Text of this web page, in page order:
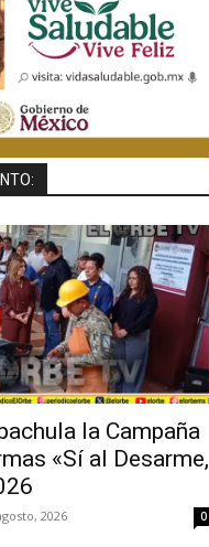
la Campaña
«Sí al Desarme,
2026 0